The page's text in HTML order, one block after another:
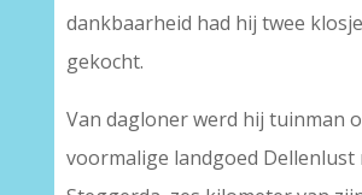
dankbaarheid had hij twee
gekocht.
Van dagloner werd hij tuinman
voormalige landgoed Dellenlust